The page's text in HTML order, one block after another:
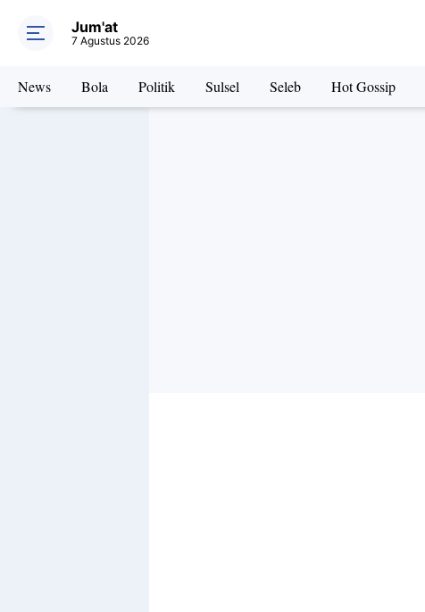
Jum'at
7 Agustus 2026
News Bola Politik Sulsel Seleb Hot Gossip